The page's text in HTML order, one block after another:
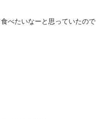
べたいなーと思っていたので